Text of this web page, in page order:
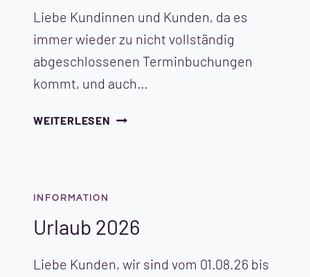
Liebe Kundinnen und Kunden, da es
immer wieder zu nicht vollständig
abgeschlossenen Terminbuchungen
kommt, und auch…
WEITERLESEN WICHTIGE
INFORMATION
Urlaub 2026
Liebe Kunden, wir sind vom 01.08.26 bis